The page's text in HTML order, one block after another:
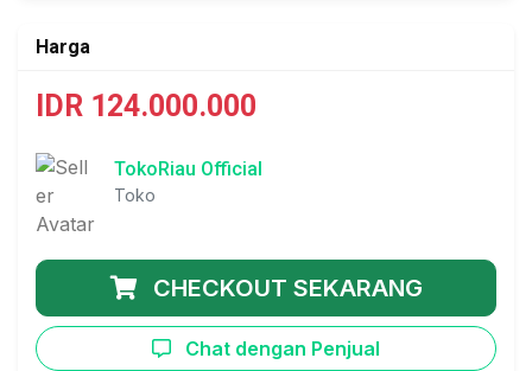
Harga
IDR 124.000.000
TokoRiau Official
Toko
CHECKOUT SEKARANG
Chat dengan Penjual